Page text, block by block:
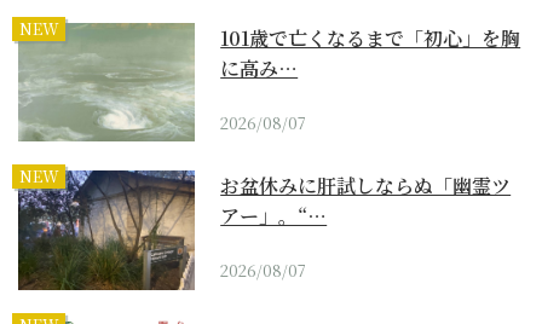
NEW
101歳で亡くなるまで「初心」を胸
に高み…
2026/08/07
NEW
お盆休みに肝試しならぬ「幽霊ツ
アー」。“…
2026/08/07